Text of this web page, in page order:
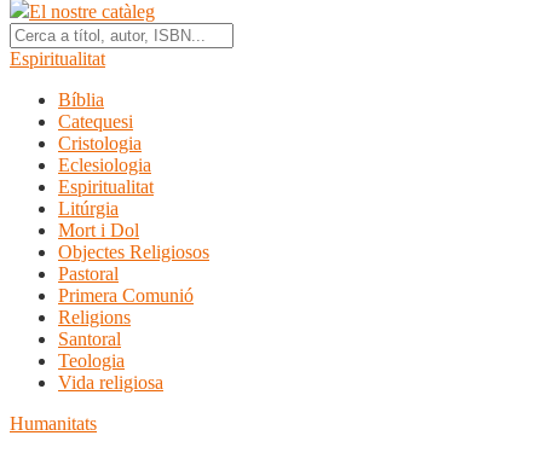
El nostre catàleg
Espiritualitat
Bíblia
Catequesi
Cristologia
Eclesiologia
Espiritualitat
Litúrgia
Mort i Dol
Objectes Religiosos
Pastoral
Primera Comunió
Religions
Santoral
Teologia
Vida religiosa
Humanitats